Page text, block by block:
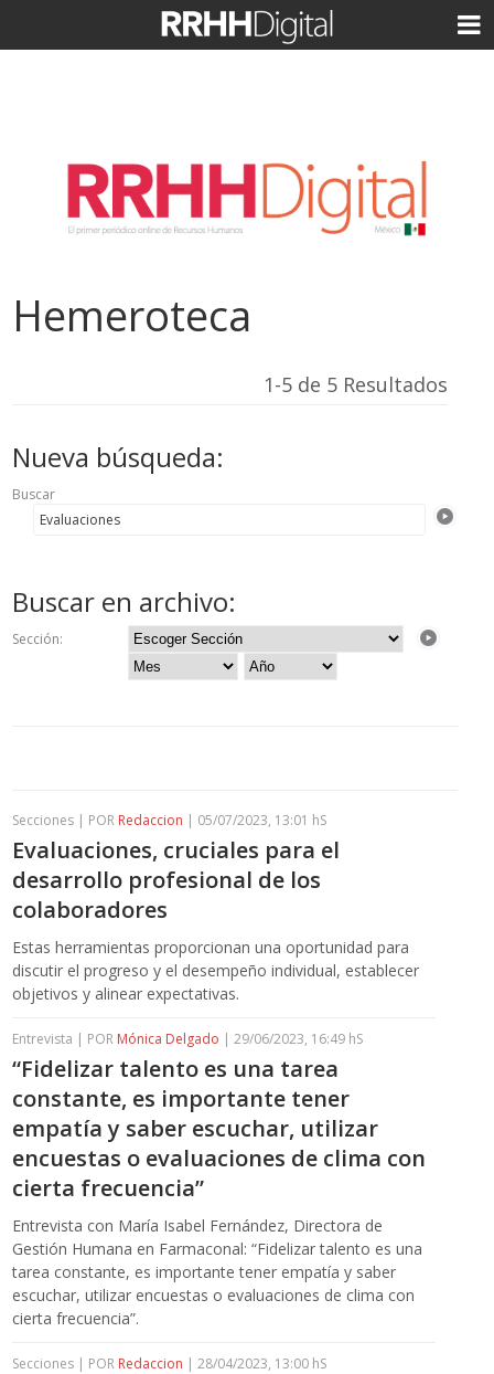
Hemeroteca
1-5 de 5 Resultados
Nueva búsqueda:
Buscar
Buscar en archivo:
Sección:
Secciones | POR Redaccion | 05/07/2023, 13:01 hS
Evaluaciones, cruciales para el
desarrollo profesional de los
colaboradores
Estas herramientas proporcionan una oportunidad para
discutir el progreso y el desempeño individual, establecer
objetivos y alinear expectativas.
Entrevista | POR Mónica Delgado | 29/06/2023, 16:49 hS
“Fidelizar talento es una tarea
constante, es importante tener
empatía y saber escuchar, utilizar
encuestas o evaluaciones de clima con
cierta frecuencia”
Entrevista con María Isabel Fernández, Directora de
Gestión Humana en Farmaconal: “Fidelizar talento es una
tarea constante, es importante tener empatía y saber
escuchar, utilizar encuestas o evaluaciones de clima con
cierta frecuencia”.
Secciones | POR Redaccion | 28/04/2023, 13:00 hS